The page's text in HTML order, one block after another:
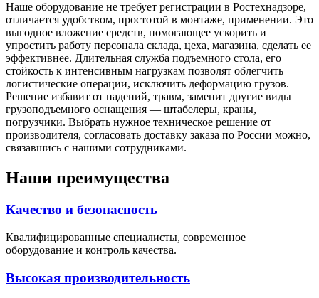
Наше оборудование не требует регистрации в Ростехнадзоре,
отличается удобством, простотой в монтаже, применении. Это
выгодное вложение средств, помогающее ускорить и
упростить работу персонала склада, цеха, магазина, сделать ее
эффективнее. Длительная служба подъемного стола, его
стойкость к интенсивным нагрузкам позволят облегчить
логистические операции, исключить деформацию грузов.
Решение избавит от падений, травм, заменит другие виды
грузоподъемного оснащения — штабелеры, краны,
погрузчики. Выбрать нужное техническое решение от
производителя, согласовать доставку заказа по России можно,
связавшись с нашими сотрудниками.
Наши преимущества
Качество и безопасность
Квалифицированные специалисты, современное
оборудование и контроль качества.
Высокая производительность